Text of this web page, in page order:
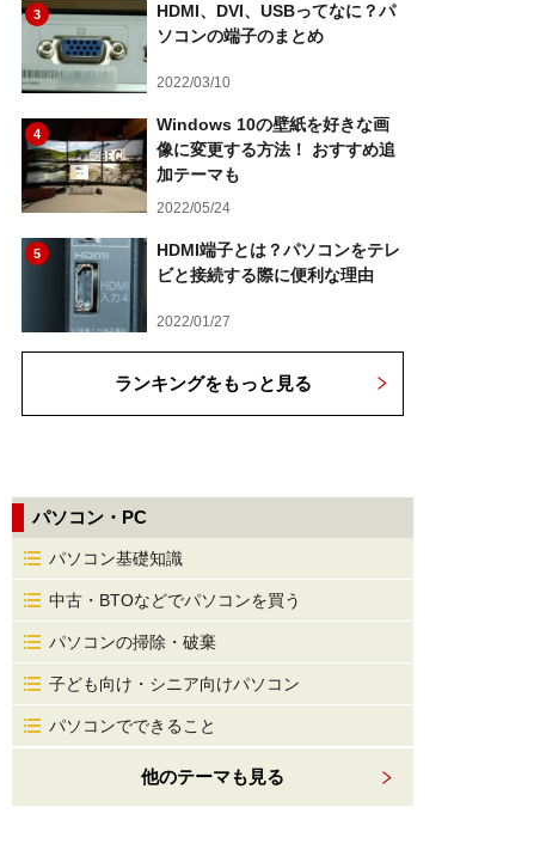
3
HDMI、DVI、USBってなに？パ
ソコンの端子のまとめ
2022/03/10
4
Windows 10の壁紙を好きな画
像に変更する方法！ おすすめ追
加テーマも
2022/05/24
5
HDMI端子とは？パソコンをテレ
ビと接続する際に便利な理由
2022/01/27
ランキングをもっと見る
パソコン・PC
パソコン基礎知識
中古・BTOなどでパソコンを買う
パソコンの掃除・破棄
子ども向け・シニア向けパソコン
パソコンでできること
他のテーマも見る